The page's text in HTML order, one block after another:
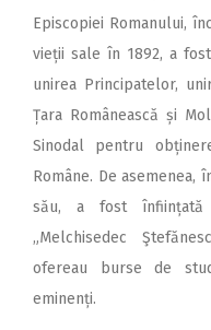
Episcopiei Romanului,
vieții sale în 1892, a
unirea Principatelor,
Țara Românească și
Sinodal pentru
Române. De asemenea,
său, a fost înființată
„Melchisedec
ofereau burse de
eminenți.